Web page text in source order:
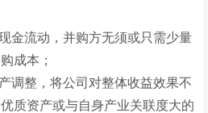
金流动，并购方无须或只需少量
成本；
调整，将公司对整体收益效果不
质资产或与自身产业关联度大的